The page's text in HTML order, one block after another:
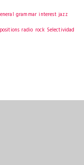
grammar interest jazz
radio rock Selectividad